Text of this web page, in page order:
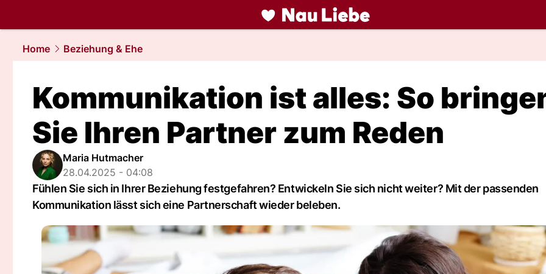
liebe.NAU.ch
Home
Beziehung & Ehe
Kommunikation ist alles: So
Sie Ihren Partner zum Reden
Maria Hutmacher
28.04.2025 - 04:08
Fühlen Sie sich in Ihrer Beziehung festgefahren? Entwickeln Sie sich nicht weiter? Mit der passenden
Kommunikation lässt sich eine Partnerschaft wieder beleben.